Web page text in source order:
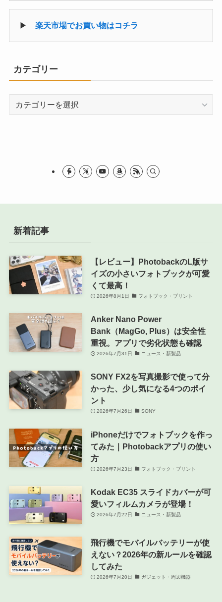
▶ 楽天市場でお買い物はコチラ
カテゴリー
新着記事
【レビュー】PhotobackのL版サ
イズの小さいフォトブックが可愛
くて最高！
2026年8月1日 フォトブック・プリント
Anker Nano Power
Bank（MagGo, Plus）は安全性
重視。アプリで劣化状態も確認
2026年7月31日 ニュース・新製品
SONY FX2を写真撮影で使って分
かった、少し気になる4つのポイ
ント
2026年7月26日 SONY
iPhoneだけでフォトブックを作っ
てみた｜Photobackアプリの使い
方
2026年7月23日 フォトブック・プリント
Kodak EC35 スライドカバーが可
愛いフィルムカメラが登場！
2026年7月22日 ニュース・新製品
飛行機でモバイルバッテリーが使
えない？2026年の新ルールを確認
してみた
2026年7月20日 ガジェット・周辺機器